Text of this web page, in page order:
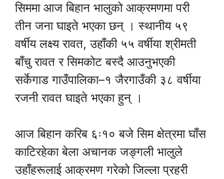
सिममा आज बिहान भालुको आक्रमणमा परी
तीन जना घाइते भएका छन् । स्थानीय ५९
वर्षीय लक्ष्य रावत, उहाँकी ५५ वर्षीया श्रीमती
बाँचु रावत र सिमकोट बस्दै आउनुभएकी
सर्केगाड गाउँपालिका–१ जैरगाउँकी ३८ वर्षीया
रजनी रावत घाइते भएका हुन् ।
आज बिहान करिब ६ः१० बजे सिम क्षेत्रमा घाँस
काटिरहेका बेला अचानक जङ्गली भालुले
उहाँहरूलाई आक्रमण गरेको जिल्ला प्रहरी